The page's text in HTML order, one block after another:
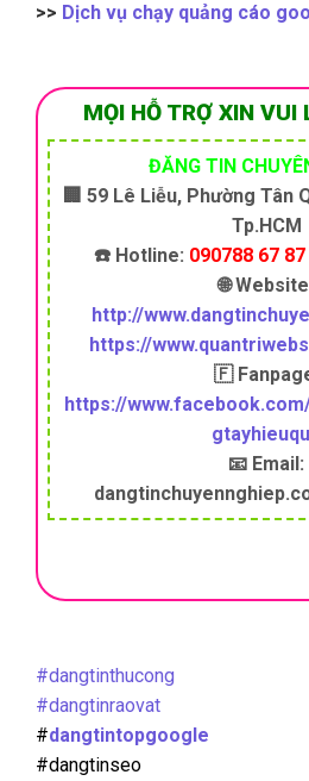
>> Dịch vụ chạy quảng cáo
MỌI HỖ TRỢ XIN VUI
ĐĂNG TIN
🏢 59 Lê Liễu, Phường Tân
Tp.HCM
☎️ Hotline: 090788 67
🌐
http://
https://
🇫
https://
📧 Email:
#dangtinthucong
#dangtinraovat
#dangtintopgoogle
#dangtinseo